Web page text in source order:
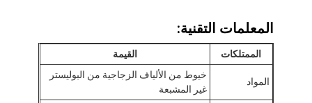
المعلمات التقنية:
الممتلكات القيمة
المواد
خيوط من الألياف الزجاجية من البوليستر
غير المشبعة